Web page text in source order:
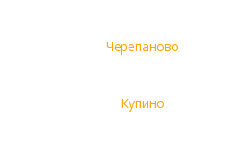
Черепаново
Купино